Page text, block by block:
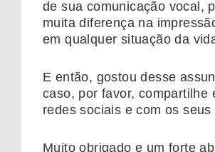
de sua comunicação vocal,
muita diferença na
em qualquer situação da
E então, gostou desse
caso, por favor, compartilhe
redes sociais e com os seus
Muito obrigado e um forte